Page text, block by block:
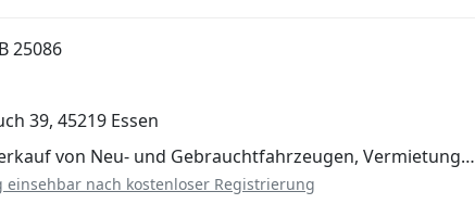
Registrierung verfügbar
25086
39, 45219 Essen
von Neu- und Gebrauchtfahrzeugen, Vermietung…
einsehbar nach kostenloser Registrierung